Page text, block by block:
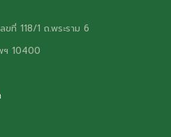
ขที่ 118/1 ถ.พระราม 6
ฯ 10400